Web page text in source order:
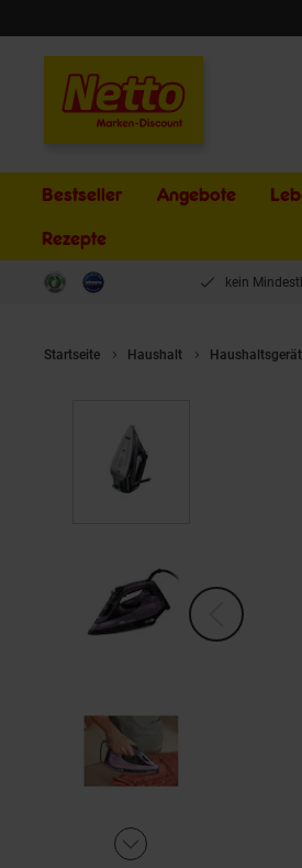
Bestseller Angebote
Rezepte
kein
Startseite Haushalt